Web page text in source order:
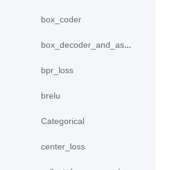
box_coder
box_decoder_and_assign
bpr_loss
brelu
Categorical
center_loss